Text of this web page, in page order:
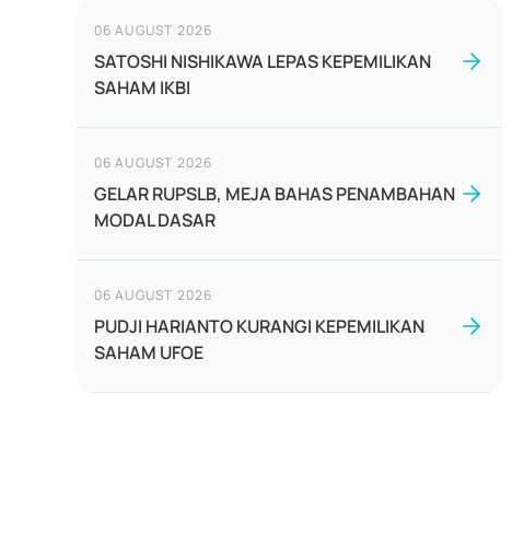
06 AUGUST 2026
SATOSHI NISHIKAWA LEPAS KEPEMILIKAN
SAHAM IKBI
06 AUGUST 2026
GELAR RUPSLB, MEJA BAHAS PENAMBAHAN
MODAL DASAR
06 AUGUST 2026
PUDJI HARIANTO KURANGI KEPEMILIKAN
SAHAM UFOE